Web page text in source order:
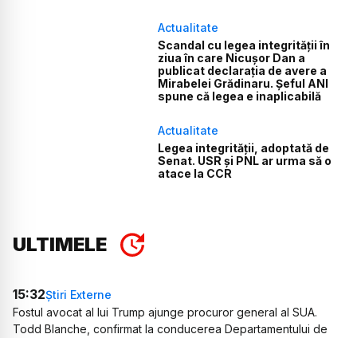
Actualitate
Scandal cu legea integrității în
ziua în care Nicușor Dan a
publicat declarația de avere a
Mirabelei Grădinaru. Șeful ANI
spune că legea e inaplicabilă
Actualitate
Legea integrității, adoptată de
Senat. USR și PNL ar urma să o
atace la CCR
ULTIMELE
15:32Știri Externe
Fostul avocat al lui Trump ajunge procuror general al SUA.
Todd Blanche, confirmat la conducerea Departamentului de